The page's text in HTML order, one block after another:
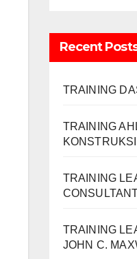
Recent
TRAINING
TRAINING
KONSTRUKSI
TRAINING
TRAINING
JOHN C.